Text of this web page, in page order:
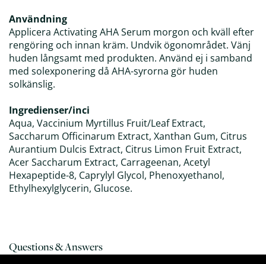
Användning
Applicera Activating AHA Serum morgon och kväll efter
rengöring och innan kräm. Undvik ögonområdet. Vänj
huden långsamt med produkten. Använd ej i samband
med solexponering då AHA-syrorna gör huden
solkänslig.
Ingredienser/inci
Aqua, Vaccinium Myrtillus Fruit/Leaf Extract,
Saccharum Officinarum Extract, Xanthan Gum, Citrus
Aurantium Dulcis Extract, Citrus Limon Fruit Extract,
Acer Saccharum Extract, Carrageenan, Acetyl
Hexapeptide-8, Caprylyl Glycol, Phenoxyethanol,
Ethylhexylglycerin, Glucose.
Questions & Answers